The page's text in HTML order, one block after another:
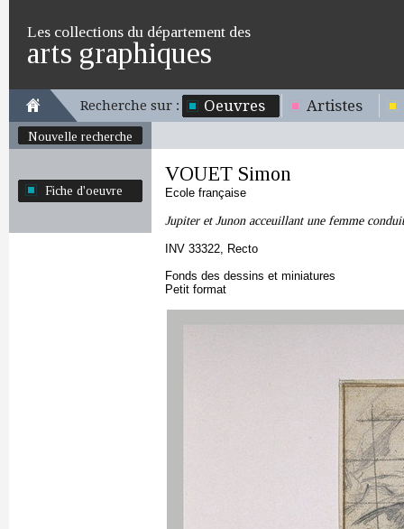
Les collections du département des
arts graphiques
Recherche sur : Oeuvres Artistes
Nouvelle recherche
Fiche d'oeuvre
VOUET Simon
Ecole française
Jupiter et Junon acceuillant une femme
INV 33322, Recto
Fonds des dessins et miniatures
Petit format